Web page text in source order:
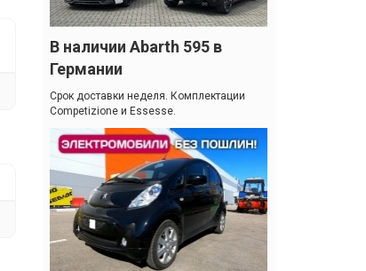
В наличии Abarth 595 в
Германии
Cрок доставки неделя. Комплектации
Competizione и Essesse.